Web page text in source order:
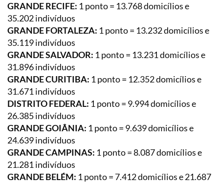
GRANDE RECIFE: 1 ponto = 13.768 domicílios e
35.202 indivíduos
GRANDE FORTALEZA: 1 ponto = 13.232 domicílios e
35.119 indivíduos
GRANDE SALVADOR: 1 ponto = 13.231 domicílios e
31.896 indivíduos
GRANDE CURITIBA: 1 ponto = 12.352 domicílios e
31.671 indivíduos
DISTRITO FEDERAL: 1 ponto = 9.994 domicílios e
26.385 indivíduos
GRANDE GOIÂNIA: 1 ponto = 9.639 domicílios e
24.639 indivíduos
GRANDE CAMPINAS: 1 ponto = 8.087 domicílios e
21.281 indivíduos
GRANDE BELÉM: 1 ponto = 7.412 domicílios e 21.687